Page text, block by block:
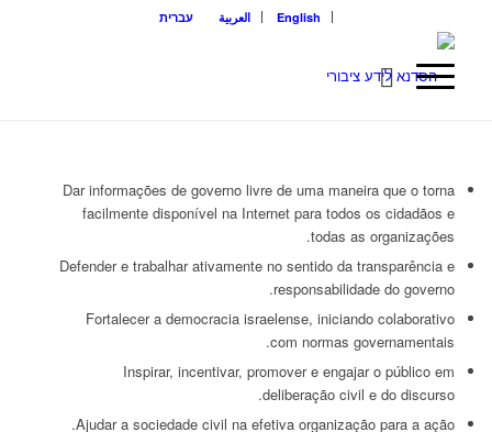
English العربية עברית
Dar informações de governo livre de uma maneira que o torna
facilmente disponível na Internet para todos os cidadãos e
todas as organizações.
Defender e trabalhar ativamente no sentido da transparência e
responsabilidade do governo.
Fortalecer a democracia israelense, iniciando colaborativo
com normas governamentais.
Inspirar, incentivar, promover e engajar o público em
deliberação civil e do discurso.
Ajudar a sociedade civil na efetiva organização para a ação.